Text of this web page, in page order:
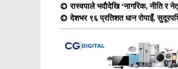
रास्वपाले भदौदेखि ‘नागरिक, नीति र
देशभर ९६ प्रतिशत धान रोपाइँ,